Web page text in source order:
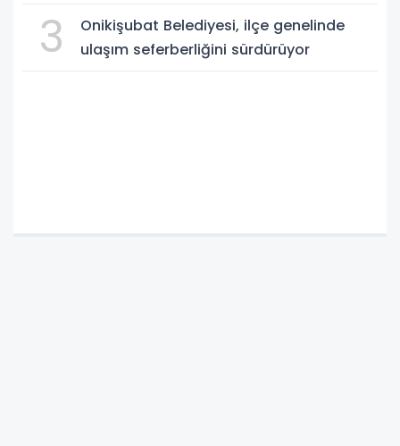
3
Onikişubat Belediyesi, ilçe genelinde
ulaşım seferberliğini sürdürüyor